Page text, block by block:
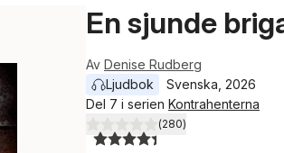
En sjunde
Av Denise Rudberg
Ljudbok
Svenska 2026
Del 7 i serien Kontrahenterna
4,4utav 5 stjärnor. Totalt antal
(280)